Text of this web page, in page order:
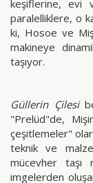
keşiflerine, evi
paralelliklere, o
ki, Hosoe ve
makineye
taşıyor.
Güllerin Çilesi
"Prelüd"de,
çeşitlemeler"
teknik ve
mücevher taşı
imgelerden